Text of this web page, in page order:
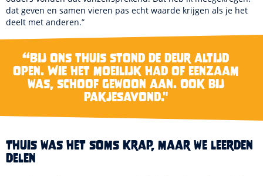
dat geven en samen vieren pas echt waarde krijgen als je het
deelt met anderen.”
“Bij ons thuis stond de deur altijd
open. Wie het moeilijk had of eenzaam
was, schoof gewoon aan. Ook bij
pakjesavond."
Thuis was het soms krap, maar we leerden
delen